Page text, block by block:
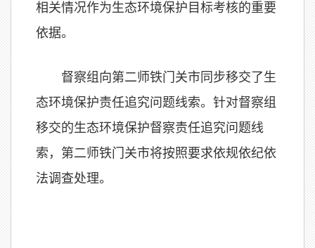
相关情况作为生态环境保护目标考核的重要
依据。
督察组向第二师铁门关市同步移交了生
态环境保护责任追究问题线索。针对督察组
移交的生态环境保护督察责任追究问题线
索，第二师铁门关市将按照要求依规依纪依
法调查处理。